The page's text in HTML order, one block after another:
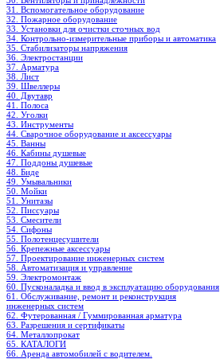
31. Вспомогательное оборудование
32. Пожарное оборудование
33. Установки для очистки сточных вод
34. Контрольно-измерительные приборы и автоматика
35. Стабилизаторы напряжения
36. Электростанции
37. Арматура
38. Лист
39. Швеллеры
40. Двутавр
41. Полоса
42. Уголки
43. Инструменты
44. Сварочное оборудование и аксессуары
45. Ванны
46. Кабины душевые
47. Поддоны душевые
48. Биде
49. Умывальники
50. Мойки
51. Унитазы
52. Писсуары
53. Смесители
54. Сифоны
55. Полотенцесушители
56. Крепежные аксессуары
57. Проектирование инженерных систем
58. Автоматизация и управление
59. Электромонтаж
60. Пусконаладка и ввод в эксплуатацию оборудования
61. Обслуживание, ремонт и реконструкция
инженерных систем
62. Футерованная / Гуммированная арматура
63. Разрешения и сертификаты
64. Металлопрокат
65. КАТАЛОГИ
66. Аренда автомобилей с водителем.